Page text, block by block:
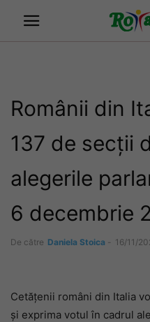
Românii din
137 de secții
alegerile
6 decembrie
De către Daniela Stoica - 16/11/
Cetățenii români din Italia
și exprima votul în cadrul